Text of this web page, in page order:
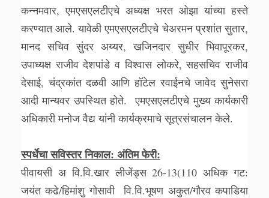
कन्नमवार, एमएसएलटीएचे अध्यक्ष भरत ओझा यांच्या हस्ते
करण्यात आले. यावेळी एमएसएलटीएचे चेअरमन प्रशांत सुतार,
मानद सचिव सुंदर अय्यर, खजिनदार सुधीर भिवापूरकर,
उपाध्यक्ष राजीव देशपांडे व विश्वास लोकरे, सहसचिव राजीव
देसाई, चंद्रकांत दळवी आणि हॉटेल रवाईनचे जावेद सुनेसरा
आदी मान्यवर उपस्थित होते. एमएसएलटीएचे मुख्य कार्यकारी
अधिकारी मनोज वैद्य यांनी कार्यक्रमाचे सूत्रसंचालन केले.
स्पर्धेचा सविस्तर निकाल: अंतिम फेरी:
पीवायसी अ वि.वि.खार लीजेंड्स 26-13(110 अधिक गट:
जयंत कढे/हिमांशु गोसावी वि.वि.भूषण अकुत/गौरव कपाडिया